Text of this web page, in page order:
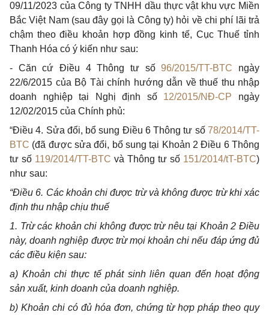
09/11/2023 của Công ty TNHH dầu thực vật khu vực Miền
Bắc Việt Nam (sau đây gọi là Công ty) hỏi về chi phí lãi trả
chậm theo điều khoản hợp đồng kinh tế, Cục Thuế tỉnh
Thanh Hóa có ý kiến như sau:
- Căn cứ Điều 4 Thông tư số96/2015/TT-BTC ngày
22/6/2015 của Bộ Tài chính hướng dẫn về thuế thu nhập
doanh nghiệp tại Nghị định số 12/2015/NĐ-CP ngày
12/02/2015 của Chính phủ:
“Điều 4. Sửa đổi, bổ sung Điều 6 Thông tư số 78/2014/TT-
BTC (đã được sửa đổi, bổ sung tại Khoản 2 Điều 6 Thông
tư số 119/2014/TT-BTC và Thông tư số 151/2014/tT-BTC)
như sau:
“Điều 6. Các khoản chi được trừ và không được trừ khi xác
định thu nhập chịu thuế
1. Trừ các khoản chi không được trừ nêu tại Khoản 2 Điều
này, doanh nghiệp được trừ mọi khoản chi nếu đáp ứng đủ
các điều kiện sau:
a) Khoản chi thực tế phát sinh liên quan đến hoạt động
sản xuất, kinh doanh của doanh nghiệp.
b) Khoản chi có đủ hóa đơn, chứng từ hợp pháp theo quy